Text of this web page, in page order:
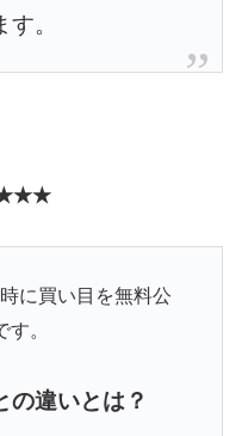
。
に買い目を無料公
。
の違いとは？